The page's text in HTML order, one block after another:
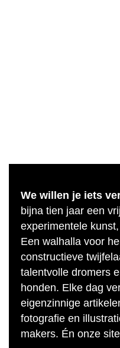
We willen je iets
bijna tien jaar een
experimentele
Een walhalla voor
constructieve
talentvolle dromers
honden. Elke dag
eigenzinnige
fotografie en
makers. Én onze